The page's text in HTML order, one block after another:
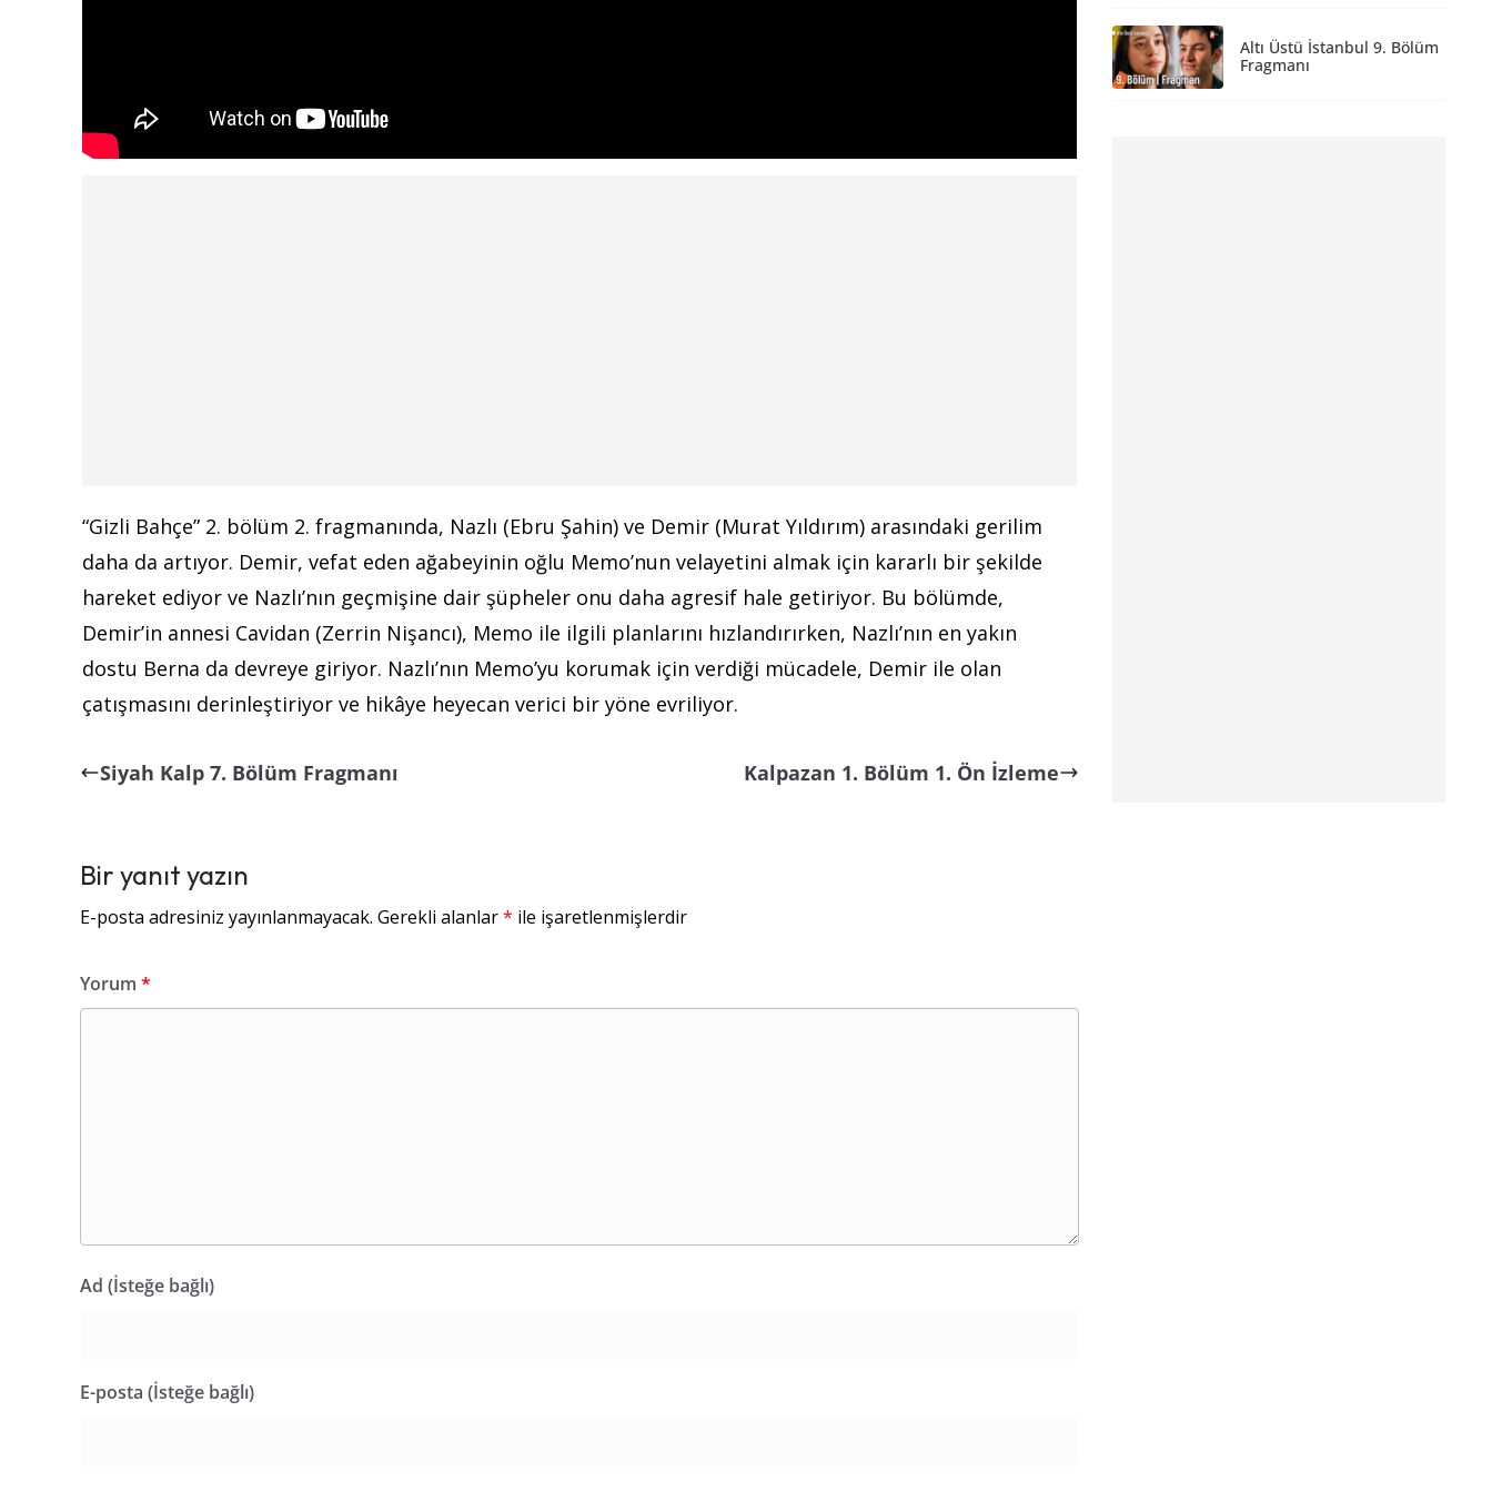
“Gizli Bahçe” 2. bölüm 2. fragmanında, Nazlı (Ebru Şahin) ve Demir (Murat Yıldırım) arasındaki gerilim
daha da artıyor. Demir, vefat eden ağabeyinin oğlu Memo’nun velayetini almak için kararlı bir şekilde
hareket ediyor ve Nazlı’nın geçmişine dair şüpheler onu daha agresif hale getiriyor. Bu bölümde,
Demir’in annesi Cavidan (Zerrin Nişancı), Memo ile ilgili planlarını hızlandırırken, Nazlı’nın en yakın
dostu Berna da devreye giriyor. Nazlı’nın Memo’yu korumak için verdiği mücadele, Demir ile olan
çatışmasını derinleştiriyor ve hikâye heyecan verici bir yöne evriliyor.
Siyah Kalp 7. Bölüm Fragmanı Kalpazan 1. Bölüm 1. Ön İzleme
Bir yanıt yazın
E-posta adresiniz yayınlanmayacak. Gerekli alanlar* ile işaretlenmişlerdir
Yorum *
Ad (İsteğe bağlı)
E-posta (İsteğe bağlı)
Altı Üstü İstanbul 9. Bölüm
Fragmanı